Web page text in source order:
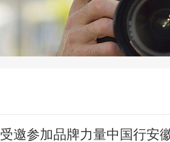
邀参加品牌力量中国行安